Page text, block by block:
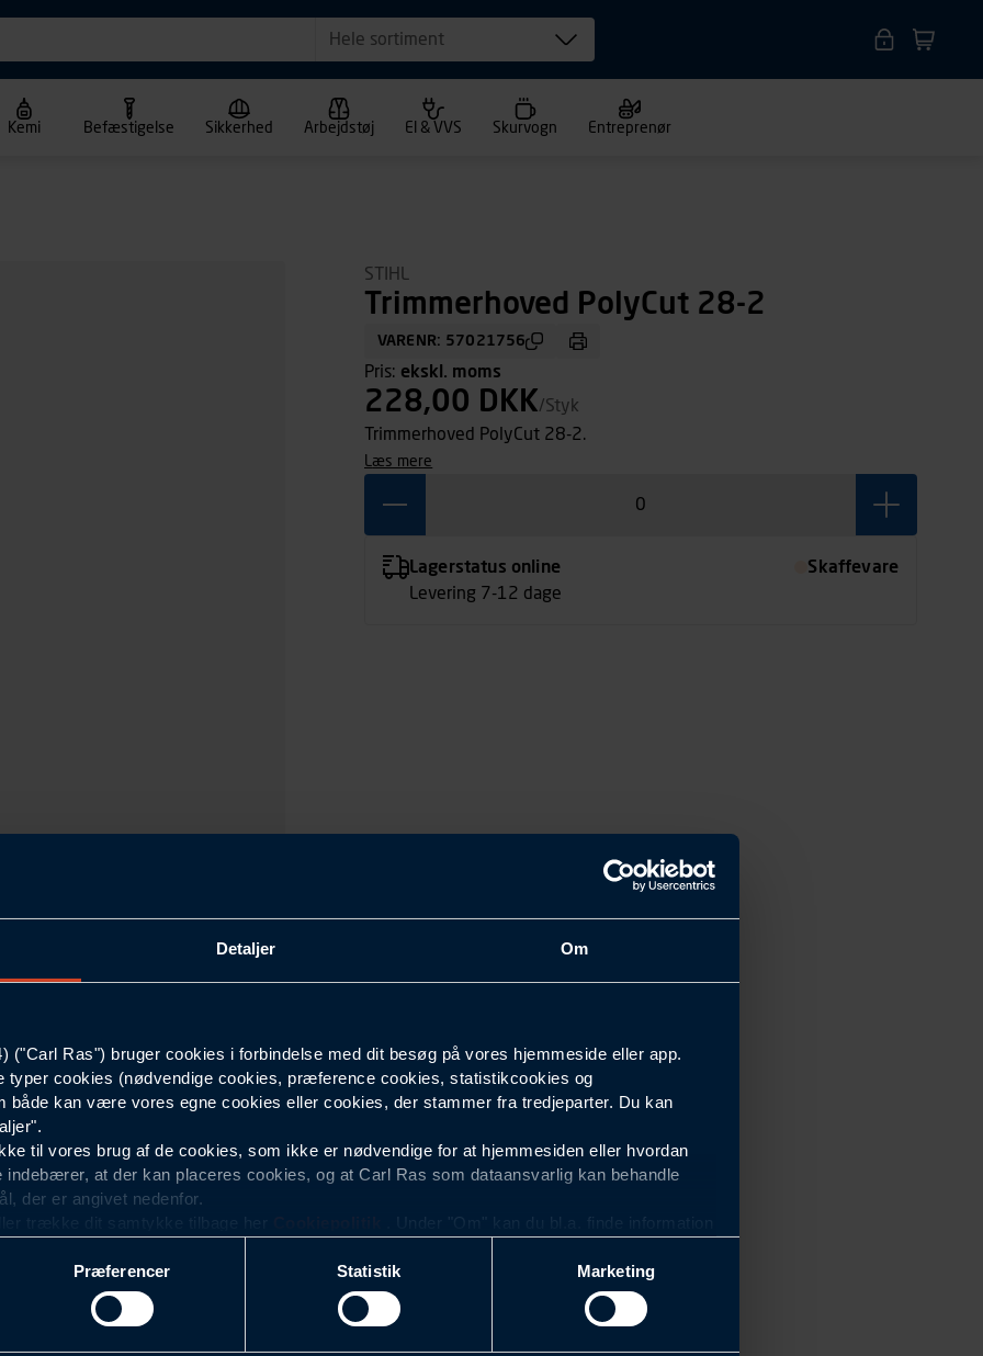
Detaljer Om
("Carl Ras") bruger cookies i forbindelse med dit besøg på vores hjemmeside eller app.
typer cookies (nødvendige cookies, præference cookies, statistikcookies og
både kan være vores egne cookies eller cookies, der stammer fra tredjeparter. Du kan
til vores brug af de cookies, som ikke er nødvendige for at hjemmesiden eller hvordan
indebærer, at der kan placeres cookies, og at Carl Ras som dataansvarlig kan behandle
der er angivet nedenfor.
trække dit samtykke tilbage her
. Under "Om" kan du bl.a. finde information
med det formål at optimere design, brugervenlighed og effektiviteten af vores
analyser af, hvilke oplysninger der er mest populære, og som derfor skal være nemme at
Præferencer Statistik Marketing
Hele sortiment
Kemi Befæstigelse Sikkerhed Arbejdstøj El & VVS Skurvogn Entreprenør
STIHL
Trimmerhoved PolyCut 28-2
VARENR: 57021756
Pris: ekskl. moms
228,00 DKK/Styk
Trimmerhoved PolyCut 28-2.
læs mere
Lagerstatus online
Levering 7-12 dage
Skaffevare